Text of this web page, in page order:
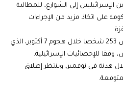
الإسرائيليين إلى الشوارع، للمطالبة
على اتخاذ مزيد من الإجراءات
واحتجز مسلحون بقيادة حماس 253 شخصا خلال هجوم 7 أكتوبر، الذي
هدنة في نوفمبر، وينتظر إطلاق